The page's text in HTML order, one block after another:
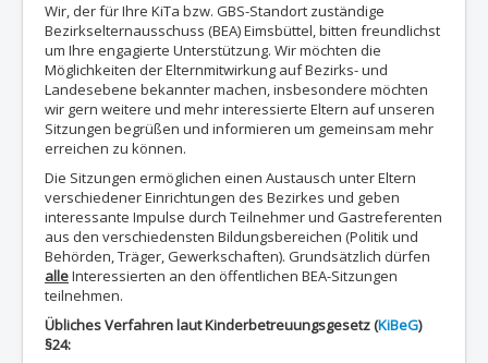
Wir, der für Ihre KiTa bzw. GBS-Standort zuständige
Bezirkselternausschuss (BEA) Eimsbüttel, bitten freundlichst
um Ihre engagierte Unterstützung. Wir möchten die
Möglichkeiten der Elternmitwirkung auf Bezirks- und
Landesebene bekannter machen, insbesondere möchten
wir gern weitere und mehr interessierte Eltern auf unseren
Sitzungen begrüßen und informieren um gemeinsam mehr
erreichen zu können.
Die Sitzungen ermöglichen einen Austausch unter Eltern
verschiedener Einrichtungen des Bezirkes und geben
interessante Impulse durch Teilnehmer und Gastreferenten
aus den verschiedensten Bildungsbereichen (Politik und
Behörden, Träger, Gewerkschaften). Grundsätzlich dürfen
alleInteressierten an den öffentlichen BEA-Sitzungen
teilnehmen.
Übliches Verfahren laut Kinderbetreuungsgesetz (KiBeG)
§24: